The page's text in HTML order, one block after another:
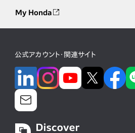
My Honda
公式アカウント・関連サイト